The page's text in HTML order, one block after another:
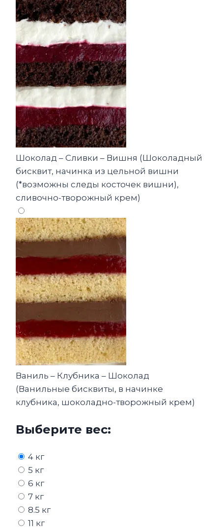
Шоколад – Сливки – Вишня (Шоколадный
бисквит, начинка из цельной вишни
(*возможны следы косточек вишни),
сливочно-творожный крем)
Ваниль – Клубника – Шоколад
(Ванильные бисквиты, в начинке
клубника, шоколадно-творожный крем)
Выберите вес:
4 кг
5 кг
6 кг
7 кг
8.5 кг
11 кг